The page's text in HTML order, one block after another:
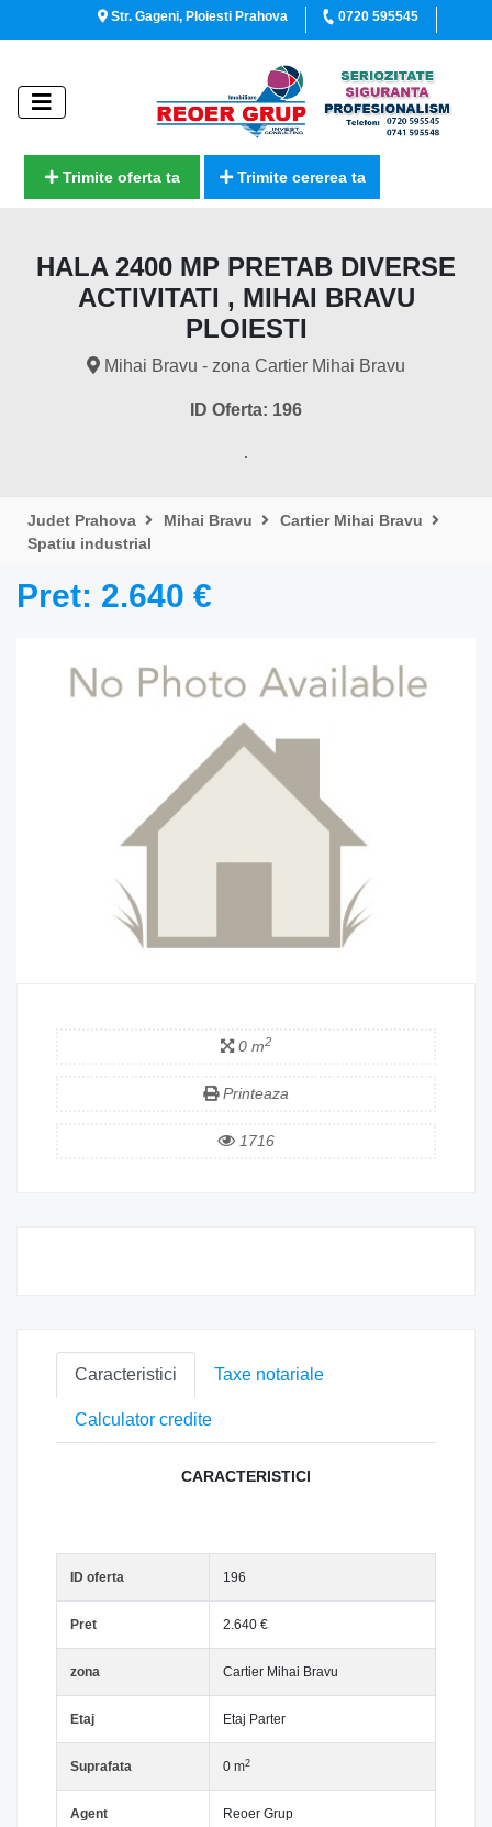
Str. Gageni, Ploiesti Prahova 0720 595545
Trimite oferta ta Trimite cererea ta
HALA 2400 MP PRETAB DIVERSE
ACTIVITATI , MIHAI BRAVU
PLOIESTI
Mihai Bravu - zona Cartier Mihai Bravu
ID Oferta: 196
Judet Prahova Mihai Bravu
Cartier Mihai Bravu
Spatiu industrial
Pret: 2.640 €
0 m2
Printeaza
1716
Caracteristici Taxe notariale
Calculator credite
CARACTERISTICI
ID oferta 196
Pret 2.640 €
zona Cartier Mihai Bravu
Etaj Etaj Parter
Suprafata 0 m2
Agent Reoer Grup